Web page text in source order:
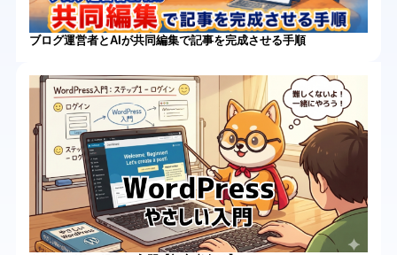
ブログ運営者とAIが共同編集で記事を完成させる手順